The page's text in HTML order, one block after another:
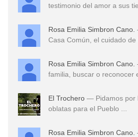
testimonio del amor a sus
Rosa Emilia Simbron Cano. —
Casa Común, el cuidado de
Rosa Emilia Simbron Cano. —
familia, buscar o reconocer
El Trochero — Pidamos por las vocaciones
oblatas para el Pueblo ...
Rosa Emilia Simbron Cano. —